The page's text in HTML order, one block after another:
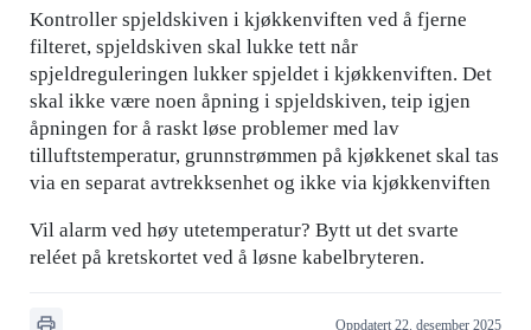
Kontroller spjeldskiven i kjøkkenviften ved å fjerne
filteret, spjeldskiven skal lukke tett når
spjeldreguleringen lukker spjeldet i kjøkkenviften. Det
skal ikke være noen åpning i spjeldskiven, teip igjen
åpningen for å raskt løse problemer med lav
tilluftstemperatur, grunnstrømmen på kjøkkenet skal tas
via en separat avtrekksenhet og ikke via kjøkkenviften
Vil alarm ved høy utetemperatur? Bytt ut det svarte
reléet på kretskortet ved å løsne kabelbryteren.
Oppdatert 22. desember 2025